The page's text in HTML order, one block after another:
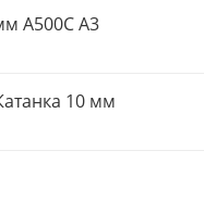
А500С А3
10 мм